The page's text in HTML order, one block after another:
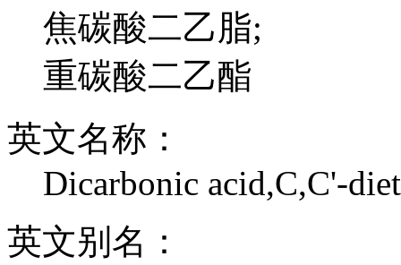
焦碳酸二乙脂;
重碳酸二乙酯
英文名称：
Dicarbonic acid,C,C'-
英文别名：